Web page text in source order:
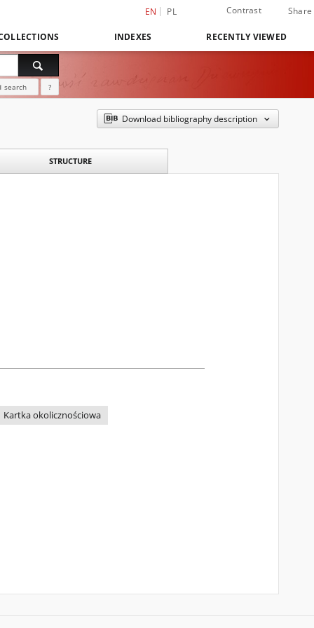
EN PL Contrast Share
INDEXES RECENTLY VIEWED
search ?
Download bibliography description
STRUCTURE
Kartka okolicznościowa